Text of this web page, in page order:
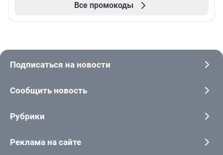
Все промокоды
Подписаться на новости
Сообщить новость
Рубрики
Реклама на сайте